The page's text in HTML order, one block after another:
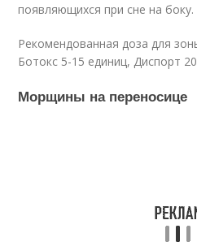
появляющихся при сне на боку.
Рекомендованная доза для
Ботокс 5-15 единиц, Диспорт
Морщины на переносице